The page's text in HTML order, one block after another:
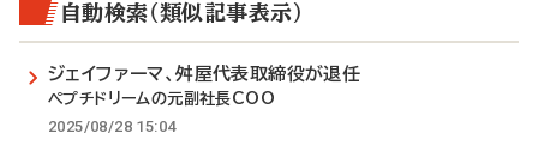
自動検索（類似記事表示）
ジェイファーマ、舛屋代表取締役が退任
ペプチドリームの元副社長COO
2025/08/28 15:04